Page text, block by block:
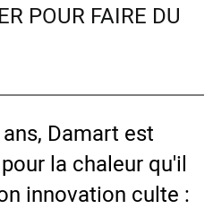
POUR FAIRE DU
Damart est
la chaleur qu'il
innovation culte :